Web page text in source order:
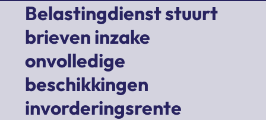
Belastingdienst stuurt
brieven inzake
onvolledige
beschikkingen
invorderingsrente